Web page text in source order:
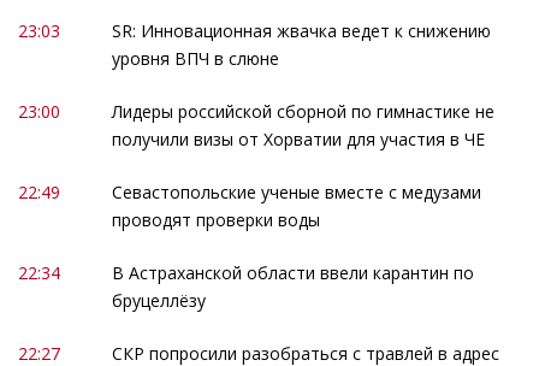
23:03
SR: Инновационная жвачка ведет к снижению
уровня ВПЧ в слюне
23:00
Лидеры российской сборной по гимнастике не
получили визы от Хорватии для участия в ЧЕ
22:49
Севастопольские ученые вместе с медузами
проводят проверки воды
22:34
В Астраханской области ввели карантин по
бруцеллёзу
22:27
СКР попросили разобраться с травлей в адрес